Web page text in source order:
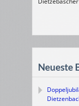
Neueste